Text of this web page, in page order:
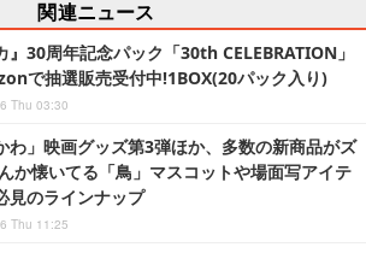
関連ニュース
』30周年記念パック「30th CELEBRATION」
で抽選販売受付中!1BOX(20パック入り)
Thu 03:30
わ」映画グッズ第3弾ほか、多数の新商品がズ
か懐いてる「鳥」マスコットや場面写アイテ
見のラインナップ
Thu 11:25